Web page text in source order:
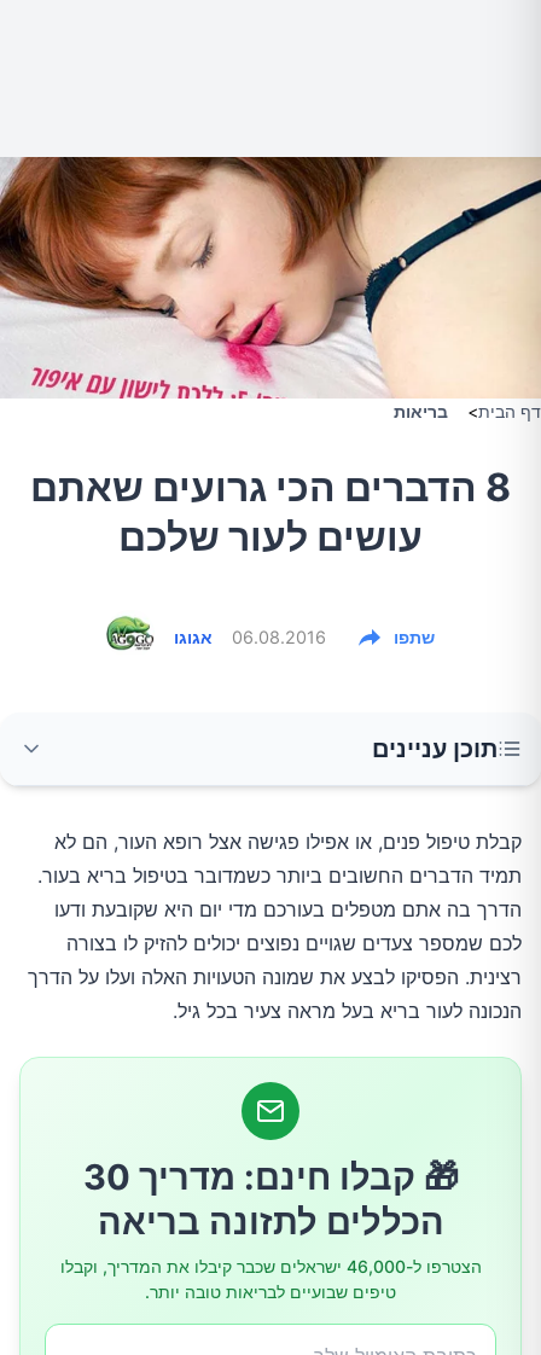
דף הבית> בריאות
8 הדברים הכי גרועים שאתם
עושים לעור שלכם
אגוגו 06.08.2016 שתפו
תוכן עניינים
טעות: לשכוח להשתמש בקרם הגנה כל יום, כולל
במהלך החורף.
טעות: מקלחות חמות וארוכות
טעות: יותר מדי פילינג
טעות: ללכת לישון בלי לשטוף את הפנים
טעות: לנסות לפוצץ פצעוני אקנה
טעות: חיטוט, גירוד, לחיצה ופיצוץ
קבלת טיפול פנים, או אפילו פגישה אצל רופא העור, הם לא
תמיד הדברים החשובים ביותר כשמדובר בטיפול בריא בעור.
הדרך בה אתם מטפלים בעורכם מדי יום היא שקובעת ודעו
לכם שמספר צעדים שגויים נפוצים יכולים להזיק לו בצורה
רצינית. הפסיקו לבצע את שמונה הטעויות האלה ועלו על הדרך
הנכונה לעור בריא בעל מראה צעיר בכל גיל.
🎁 קבלו חינם: מדריך 30
הכללים לתזונה בריאה
הצטרפו ל-46,000 ישראלים שכבר קיבלו את המדריך, וקבלו
טיפים שבועיים לבריאות טובה יותר.